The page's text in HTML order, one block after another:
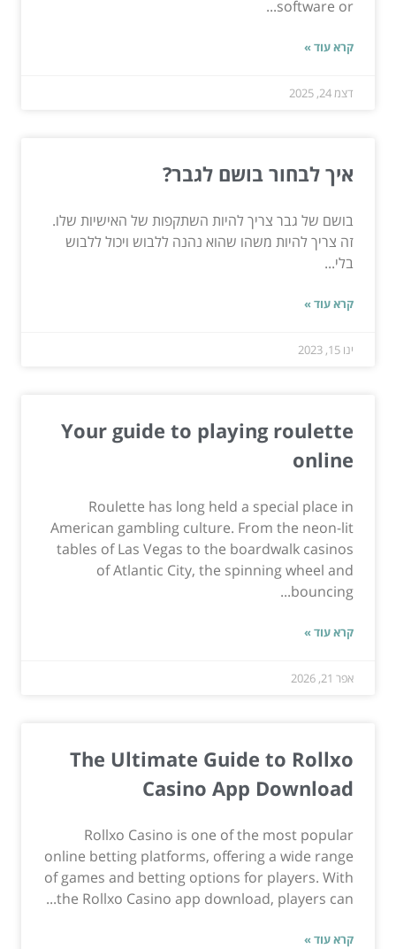
software or...
קרא עוד »
דצמ 24, 2025
איך לבחור בושם לגבר?
בושם של גבר צריך להיות השתקפות של האישיות שלו.
זה צריך להיות משהו שהוא נהנה ללבוש ויכול ללבוש
בלי...
קרא עוד »
ינו 15, 2023
Your guide to playing roulette
online
Roulette has long held a special place in
American gambling culture. From the neon-lit
tables of Las Vegas to the boardwalk casinos
of Atlantic City, the spinning wheel and
bouncing...
קרא עוד »
אפר 21, 2026
The Ultimate Guide to Rollxo
Casino App Download
Rollxo Casino is one of the most popular
online betting platforms, offering a wide range
of games and betting options for players. With
the Rollxo Casino app download, players can...
קרא עוד »